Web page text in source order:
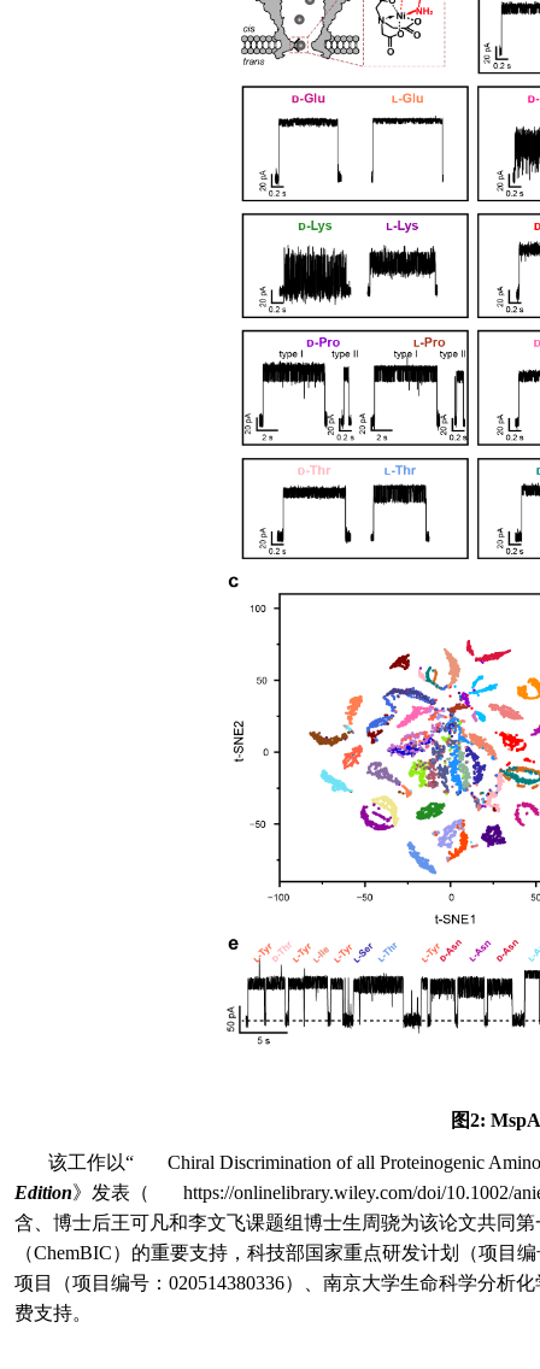
图2:
该工作以“
Chiral Discrimination of all Proteinogenic
Edition》发表（
https://onlinelibrary.wiley.com/doi/10.1002/
含、博士后王可凡和李文飞课题组博士生周骁为该论文共同第
（ChemBIC）的重要支持，科技部国家重点研发计划（项目
项目（项目编号： 020514380336）、南京大学生命科学分析
费支持。